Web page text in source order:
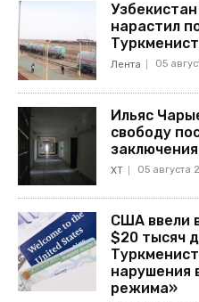
нарастил
Лента 05
Ильяс
свободу
заключения
ХТ 05 августа
США ввели
$20 тысяч
нарушения
режима»